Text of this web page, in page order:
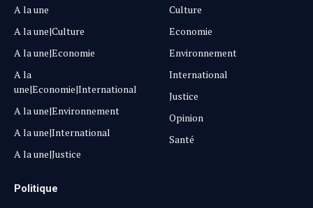
A la une
A la une|Culture
A la une|Economie
A la
une|Economie|International
A la une|Environnement
A la une|International
A la une|Justice
Culture
Economie
Environnement
International
Justice
Opinion
Santé
Politique